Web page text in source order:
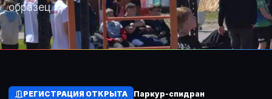
образец
РЕГИСТРАЦИЯ ОТКРЫТА
Паркур-спидран